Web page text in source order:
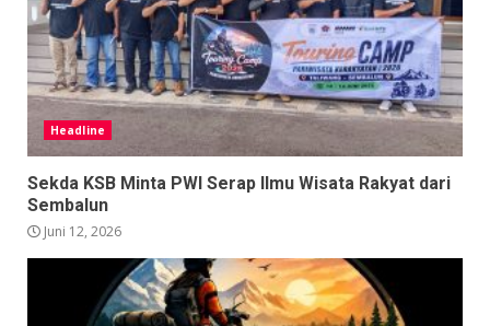
Headline
Sekda KSB Minta PWI Serap Ilmu Wisata Rakyat dari
Sembalun
Juni 12, 2026